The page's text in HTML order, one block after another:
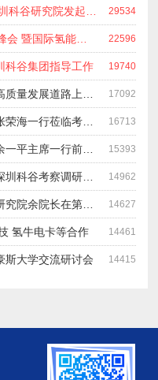
深圳首届国际氢能领袖峰会 深圳科谷研究院发起主办 在深能源集团成功召开 会上相关单位 研发机构 龙头企业等签约合作 29534
氢20 国际氢能产业(深圳)领袖峰会 暨国际氢能产业链展览会 22596
科谷集团指导工作 19740
人民日报：新时代中国能源在高质量发展道路上奋勇前进 17092
市委书记潘群、市政府副市长张荣海一行莅临考察指导工作 16713
市委书记王碧安邀请科谷集团余一平主席一行前往工业转移园考察合作 15393
广东省科技厅专家组一行莅临深圳科谷考察调研“未来能源中心”项目 14962
工信部原副部长杨学山与科谷研究院余院长在第九届中电博览会交流 14627
氢牛电卡等合作 14461
斯大学交流研讨会 14415